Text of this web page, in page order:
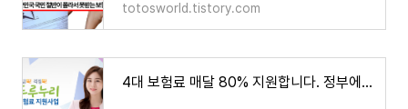
totosworld.tistory.com
4대 보험료 매달 80% 지원합니다. 정부에서 근로자에게 보험료를 지원하는 사업 신청방법